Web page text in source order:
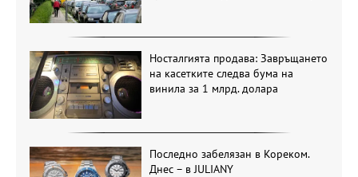
Носталгията продава: Завръщането
на касетките следва бума на
винила за 1 млрд. долара
Последно забелязан в Кореком.
Днес – в JULIANY